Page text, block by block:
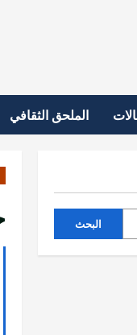
الملحق الثقافي
البحث